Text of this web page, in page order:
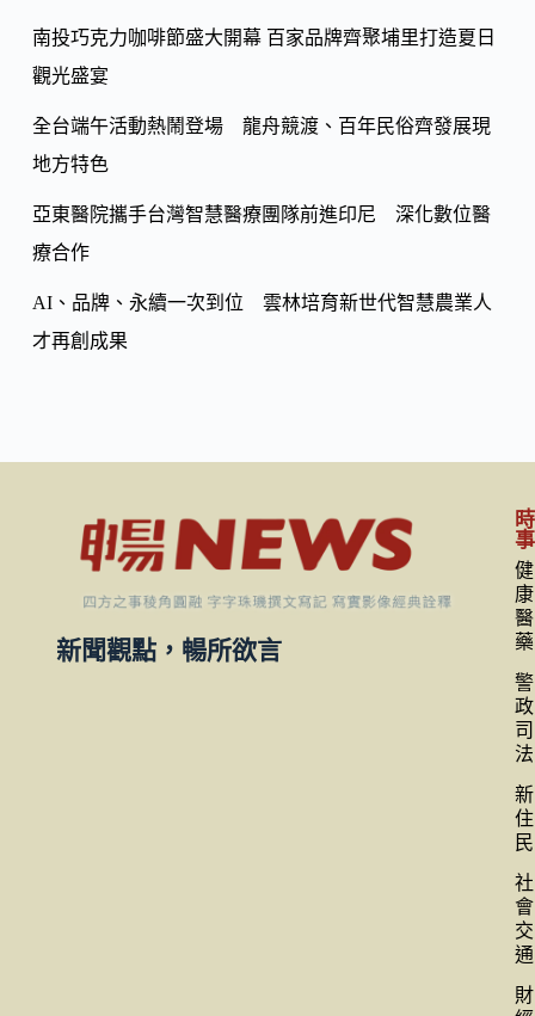
k
南投巧克力咖啡節盛大開幕 百家品牌齊聚埔里打造夏日
觀光盛宴
全台端午活動熱鬧登場 龍舟競渡、百年民俗齊發展現
地方特色
亞東醫院攜手台灣智慧醫療團隊前進印尼 深化數位醫
療合作
AI、品牌、永續一次到位 雲林培育新世代智慧農業人
才再創成果
新聞觀點，暢所欲言
時
事
健
康
醫
藥
警
政
司
法
新
住
民
社
會
交
通
財